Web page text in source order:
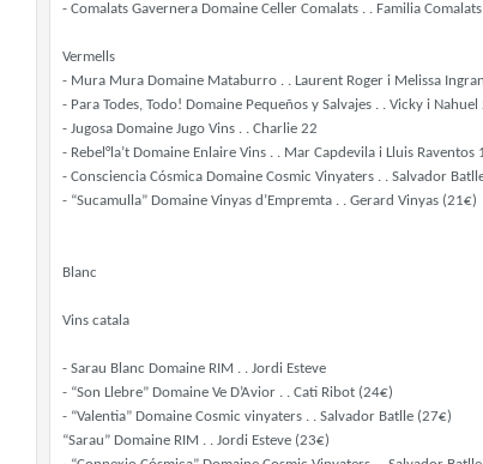
- Comalats Gavernera Domaine Celler Comalats . . Familia
Vermells
- Mura Mura Domaine Mataburro . . Laurent Roger i Melissa
- Para Todes, Todo! Domaine Pequeños y Salvajes . . Vicky i Nahuel
- Jugosa Domaine Jugo Vins . . Charlie 22
- Rebel°la’t Domaine Enlaire Vins . . Mar Capdevila i Lluis Raventos
- Consciencia Cósmica Domaine Cosmic Vinyaters . . Salvador
- “Sucamulla” Domaine Vinyas d’Empremta . . Gerard Vinyas (21€)
Blanc
Vins catala
- Sarau Blanc Domaine RIM . . Jordi Esteve
- “Son Llebre” Domaine Ve D’Avior . . Cati Ribot (24€)
- “Valentia” Domaine Cosmic vinyaters . . Salvador Batlle (27€)
“Sarau” Domaine RIM . . Jordi Esteve (23€)